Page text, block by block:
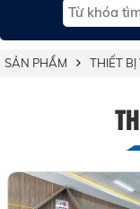
SẢN PHẨM THIẾT BỊ